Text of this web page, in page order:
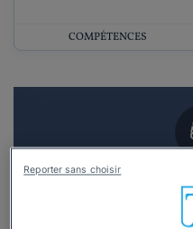
COMPÉTENCES
Vous souhaitez un
Reporter sans choisir